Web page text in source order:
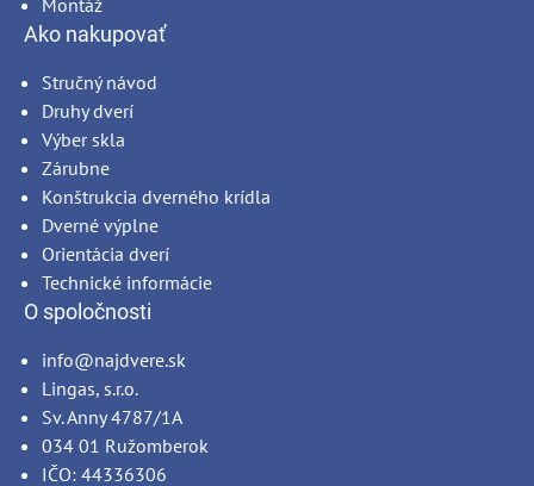
Montáž
Ako nakupovať
Stručný návod
Druhy dverí
Výber skla
Zárubne
Konštrukcia dverného krídla
Dverné výplne
Orientácia dverí
Technické informácie
O spoločnosti
info@najdvere.sk
Lingas, s.r.o.
Sv. Anny 4787/1A
034 01 Ružomberok
IČO: 44336306